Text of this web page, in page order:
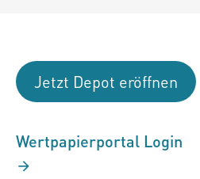
Jetzt Depot eröffnen
Wertpapierportal Login